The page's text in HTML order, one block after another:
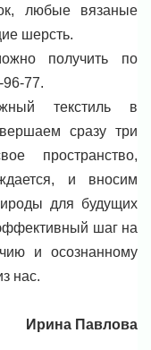
любые вязаные
шерсть.
получить по
77.
текстиль в
сразу три
пространство,
и вносим
для будущих
шаг на
и осознанному
нас.
Ирина Павлова